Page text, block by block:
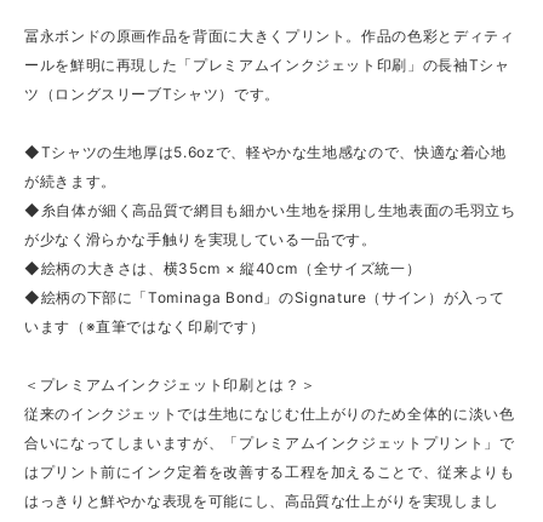
冨永ボンドの原画作品を背面に大きくプリント。作品の色彩とディティ
ールを鮮明に再現した「プレミアムインクジェット印刷」の長袖Tシャ
ツ（ロングスリーブTシャツ）です。
◆Tシャツの生地厚は5.6ozで、軽やかな生地感なので、快適な着心地
が続きます。
◆糸自体が細く高品質で網目も細かい生地を採用し生地表面の毛羽立ち
が少なく滑らかな手触りを実現している一品です。
◆絵柄の大きさは、横35cm × 縦40cm（全サイズ統一）
◆絵柄の下部に「Tominaga Bond」のSignature（サイン）が入って
います（※直筆ではなく印刷です）
＜プレミアムインクジェット印刷とは？＞
従来のインクジェットでは生地になじむ仕上がりのため全体的に淡い色
合いになってしまいますが、「プレミアムインクジェットプリント」で
はプリント前にインク定着を改善する工程を加えることで、従来よりも
はっきりと鮮やかな表現を可能にし、高品質な仕上がりを実現しまし